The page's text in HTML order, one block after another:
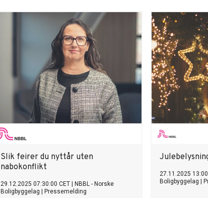
Slik feirer du nyttår uten
nabokonflikt
29.12.2025 07:30:00 CET
NBBL - Norske
Boligbyggelag
Pressemelding
27.11.2025
Boligbyggelag